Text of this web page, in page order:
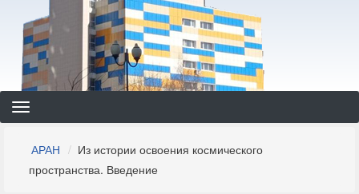
Строка
навигации
АРАН
Из истории освоения космического
пространства. Введение